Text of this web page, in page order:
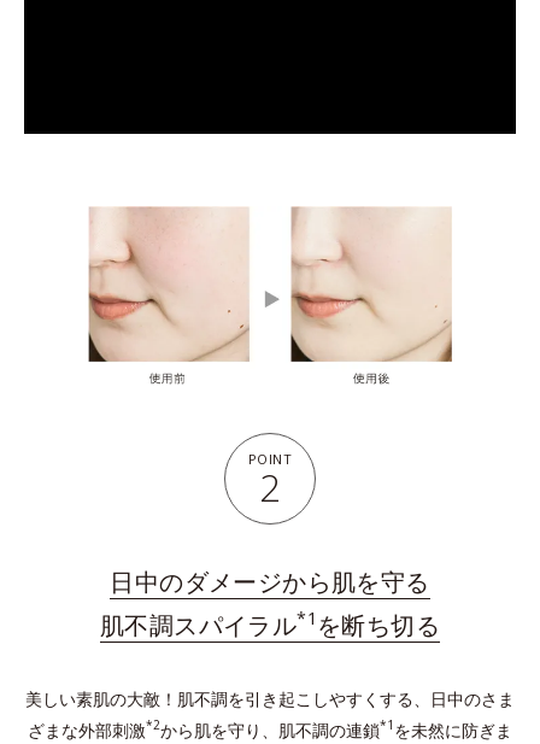
POINT
2
日中のダメージから肌を守る
肌不調スパイラル*1 を断ち切る
美しい素肌の大敵！肌不調を引き起こしやすくする、日中のさま
ざまな外部刺激*2から肌を守り、肌不調の連鎖*1 を未然に防ぎま